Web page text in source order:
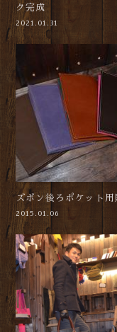
ク完成
2021.01.31
ズボン後ろポケット用
2015.01.06